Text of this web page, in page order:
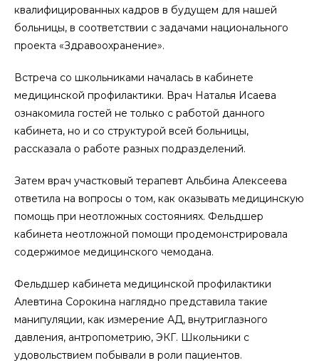
квалифицированных кадров в будущем для нашей
больницы, в соответствии с задачами национального
проекта «Здравоохранение».
Встреча со школьниками началась в кабинете
медицинской профилактики. Врач Наталья Исаева
ознакомила гостей не только с работой данного
кабинета, но и со структурой всей больницы,
рассказала о работе разных подразделений.
Затем врач участковый терапевт Альбина Алексеева
ответила на вопросы о том, как оказывать медицинскую
помощь при неотложных состояниях. Фельдшер
кабинета неотложной помощи продемонстрировала
содержимое медицинского чемодана.
Фельдшер кабинета медицинской профилактики
Алевтина Сорокина наглядно представила такие
манипуляции, как измерение АД, внутриглазного
давления, антропометрию, ЭКГ. Школьники с
удовольствием побывали в роли пациентов.